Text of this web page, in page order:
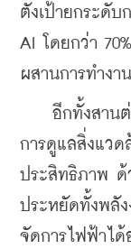
ตั้งเป้ายกระดับ
AI โดยกว่า
ผสานการทำงา
อีกทั้งสานต่อ
การดูแลสิ่งแวด
ประสิทธิภาพ ด้
ประหยัดทั้งพลัง
จัดการไฟฟ้าไ